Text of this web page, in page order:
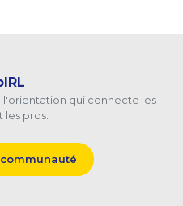
l'orientation qui connecte les
les pros.